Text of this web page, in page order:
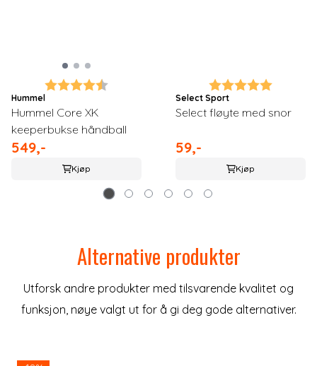
Karakter:
Hummel
Hummel Core XK
keeperbukse håndball
549,-
Kjøp
Karakter:
Select Sport
Select fløyte med snor
59,-
Kjøp
Alternative produkter
Utforsk andre produkter med tilsvarende kvalitet og
funksjon, nøye valgt ut for å gi deg gode alternativer.